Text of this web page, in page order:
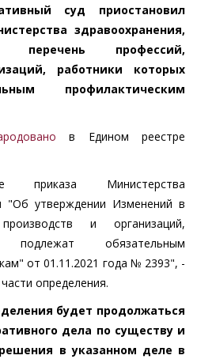
суд приостановил
здравоохранения,
перечень профессий,
работники которых
профилактическим
в Едином реестре
приказа Министерства
"Об утверждении Изменений в
и организаций,
обязательным
от 01.11.2021 года № 2393", -
определения.
будет продолжаться
дела по существу и
в указанном деле в